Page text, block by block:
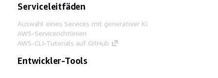
Serviceleitfäden
Auswahl eines Services mit generativer KI
AWS-Servicerichtlinien
AWS-CLI-Tutorials auf GitHub
Entwickler-Tools